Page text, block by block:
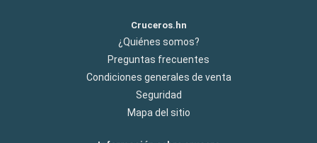
Cruceros.hn
¿Quiénes somos?
Preguntas frecuentes
Condiciones generales de venta
Seguridad
Mapa del sitio